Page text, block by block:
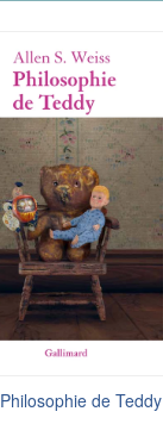
Philosophie de Teddy